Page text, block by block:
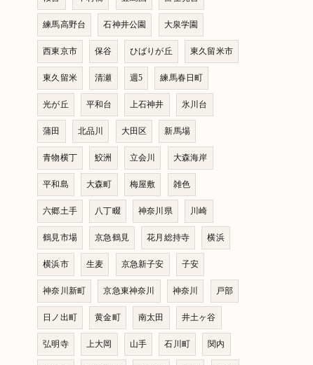
練馬高野台 石神井公園 大泉学園
西東京市 保谷 ひばりが丘 東久留米市
東久留米 清瀬 週5 練馬春日町
光が丘 平和台 上石神井 氷川台
蒲田 北品川 大田区 新馬場
青物横丁 鮫洲 立会川 大森海岸
平和島 大森町 梅屋敷 雑色
六郷土手 八丁畷 神奈川県 川崎
鶴見市場 京急鶴見 花月総持寺 横浜
横浜市 生麦 京急新子安 子安
神奈川新町 京急東神奈川 神奈川 戸部
日ノ出町 黄金町 南太田 井土ヶ谷
弘明寺 上大岡 山手 石川町 関内